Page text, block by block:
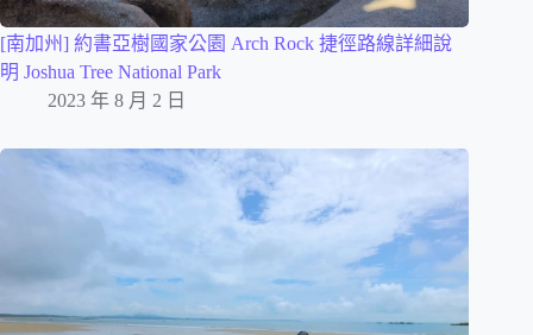
[南加州] 約書亞樹國家公園 Arch Rock 捷徑路線詳細說
明 Joshua Tree National Park
2023 年 8 月 2 日